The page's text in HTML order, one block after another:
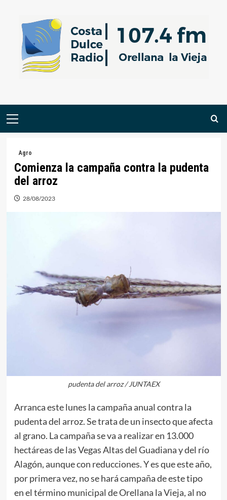
contenido
Menú
Agro
Comienza la campaña contra la pudenta
del arroz
28/08/2023
pudenta del arroz / JUNTAEX
Arranca este lunes la campaña anual contra la
pudenta del arroz. Se trata de un insecto que afecta
al grano. La campaña se va a realizar en 13.000
hectáreas de las Vegas Altas del Guadiana y del río
Alagón, aunque con reducciones. Y es que este año,
por primera vez, no se hará campaña de este tipo
en el término municipal de Orellana la Vieja, al no